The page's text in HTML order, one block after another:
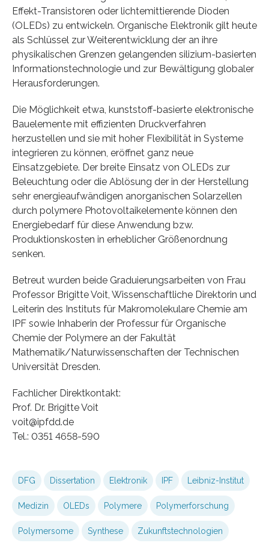
Effekt-Transistoren oder lichtemittierende Dioden
(OLEDs) zu entwickeln. Organische Elektronik gilt heute
als Schlüssel zur Weiterentwicklung der an ihre
physikalischen Grenzen gelangenden silizium-basierten
Informationstechnologie und zur Bewältigung globaler
Herausforderungen.
Die Möglichkeit etwa, kunststoff-basierte elektronische
Bauelemente mit effizienten Druckverfahren
herzustellen und sie mit hoher Flexibilität in Systeme
integrieren zu können, eröffnet ganz neue
Einsatzgebiete. Der breite Einsatz von OLEDs zur
Beleuchtung oder die Ablösung der in der Herstellung
sehr energieaufwändigen anorganischen Solarzellen
durch polymere Photovoltaikelemente können den
Energiebedarf für diese Anwendung bzw.
Produktionskosten in erheblicher Größenordnung
senken.
Betreut wurden beide Graduierungsarbeiten von Frau
Professor Brigitte Voit, Wissenschaftliche Direktorin und
Leiterin des Instituts für Makromolekulare Chemie am
IPF sowie Inhaberin der Professur für Organische
Chemie der Polymere an der Fakultät
Mathematik/Naturwissenschaften der Technischen
Universität Dresden.
Fachlicher Direktkontakt:
Prof. Dr. Brigitte Voit
voit@ipfdd.de
Tel.: 0351 4658-590
DFG Dissertation Elektronik IPF Leibniz-Institut
Medizin OLEDs Polymere Polymerforschung
Polymersome Synthese Zukunftstechnologien